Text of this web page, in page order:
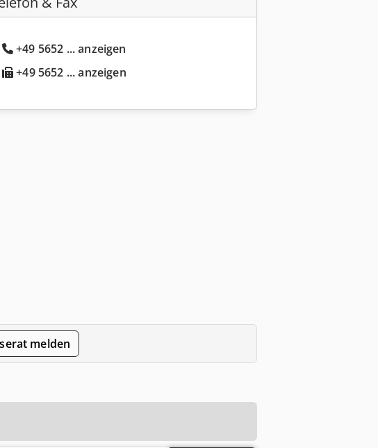
+49 5652 ... anzeigen
+49 5652 ... anzeigen
melden